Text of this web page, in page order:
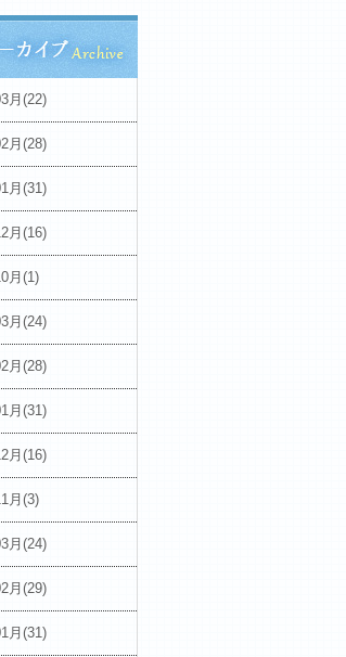
月(22)
月(28)
月(31)
月(16)
月(1)
月(24)
月(28)
月(31)
月(16)
月(3)
月(24)
月(29)
月(31)